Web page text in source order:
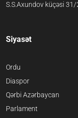
S.S.Axundov küçəsi 31/
Siyasət
Ordu
Diaspor
Qərbi Azərbaycan
Parlament